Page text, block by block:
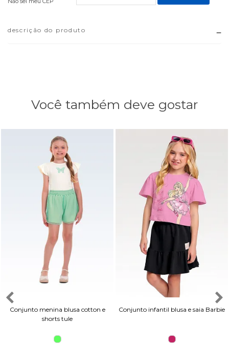
descrição do produto
Você também deve gostar
Conjunto menina blusa cotton e
shorts tule
Conjunto infantil blusa e saia Barbie